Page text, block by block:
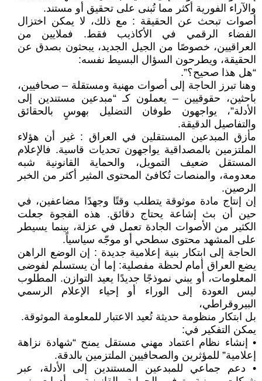
والآراء الفورية أكثر مما تُبنى على تحقيق أو مستند.
أصوات تبحث عن الحقيقة : مع ذلك، لا يمكن اختزال
الفضاء الرقمي في الأكاذيب فقط. فملايين من
العراقيين، خصوصًا من الجيل الجديد، يبحثون بصدق عن
الحقيقة، ويطرحون السؤال البسيط نفسه:
“هل هذا صحيح؟”.
وهنا تبرز الحاجة إلى أصوات مهنية ومستقلة – صحافيين،
باحثين، حقوقيين – يعملون كـ “مبدعين مستندين إلى
الأدلة”، يواجهون طوفان التضليل بهوسٍ بالحقائق
والتفاصيل الدقيقة.
مأزق المبدعين المستقلين في العراق : غير أن هؤلاء
الملتزمين بالمصداقية يواجهون تحديات قاسية. فالإعلام
المستقل ضعيف التمويل، والحماية القانونية شبه
معدومة، والمنصات تُكافئ المحتوى المثير أكثر من الخبر
الرصين.
إن إنتاج مادة موثوقة يتطلب وقتًا وجهدًا مضاعفين، في
حين أن بث إشاعة يحتاج دقائق. هذه الفجوة جعلت
الكثير من الأصوات الجادة تعمل في عزلة، بينما يسيطر
على المشهد محتوى سطحي أو موجّه سياسياً.
الحاجة إلى ابتكار بنية إعلامية جديدة : إن الوضع الراهن
يضع العراق أمام لحظة مفصلية: إما أن يستسلم لفوضى
المعلومات، أو يبني نموذجًا جديدًا يعيد التوازن. المطلوب
ليس العودة إلى الوراء أو إحياء الإعلام الرسمي
البيروقراطي،
بل ابتكار منظومة حديثة تُعيد الاعتبار للمعلومة الموثوقة.
يمكن التفكير في:
• إنشاء نظام اعتماد مهني مستقل يمنح “شهادة نزاهة
إعلامية” للمؤثرين والصحافيين الملتزمين بالدقة.
• دعم جماعي للمبدعين المستندين إلى الأدلة، عبر